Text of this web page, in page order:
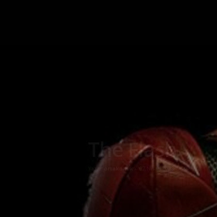
The Flash
Yazar: ortakoltuk 27 Nisan 2023 236